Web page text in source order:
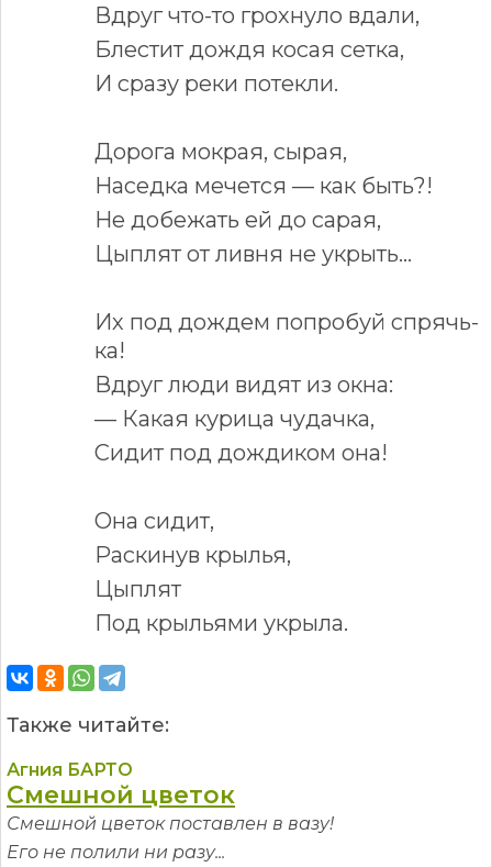
Вдруг что-то грохнуло вдали,
Блестит дождя косая сетка,
И сразу реки потекли.
Дорога мокрая, сырая,
Наседка мечется — как быть?!
Не добежать ей до сарая,
Цыплят от ливня не укрыть...
Их под дождем попробуй спрячь-
ка!
Вдруг люди видят из окна:
— Какая курица чудачка,
Сидит под дождиком она!
Она сидит,
Раскинув крылья,
Цыплят
Под крыльями укрыла.
Также читайте:
Агния БАРТО
Смешной цветок
Смешной цветок поставлен в вазу!
Его не полили ни разу...